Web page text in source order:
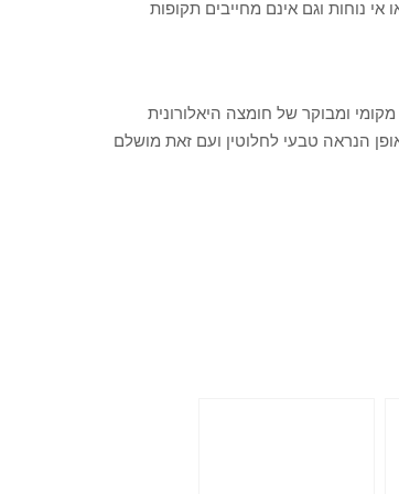
נוחות וגם אינם מחייבים תקופות
ומבוקר של חומצה היאלורונית
הנראה טבעי לחלוטין ועם זאת מושלם